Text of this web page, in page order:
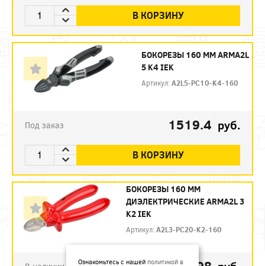
В КОРЗИНУ
БОКОРЕЗЫ 160 ММ ARMA2L
5 K4 IEK
Артикул:A2L5-PC10-K4-160
Под заказ 1519.4 руб.
В КОРЗИНУ
БОКОРЕЗЫ 160 ММ
ДИЭЛЕКТРИЧЕСКИЕ ARMA2L 3
K2 IEK
Артикул:A2L3-PC20-K2-160
Ознакомьтесь с нашей политикой в